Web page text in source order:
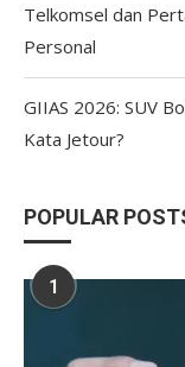
Telkomsel dan
Personal
GIIAS 2026: SUV
Kata Jetour?
POPULAR
1